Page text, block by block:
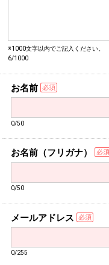
※1000文字以内でご記入ください。
6/1000
お名前
0/50
お名前（フリガナ）
0/50
メールアドレス
0/255